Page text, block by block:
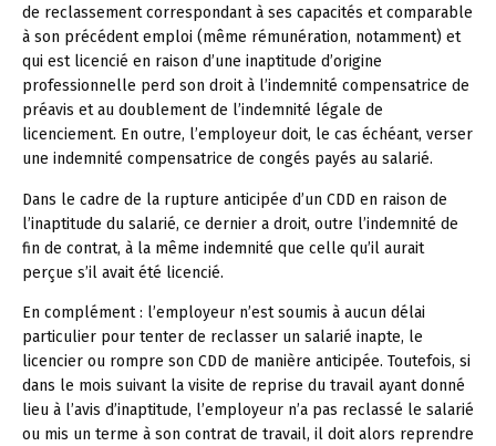
de reclassement correspondant à ses capacités et comparable
à son précédent emploi (même rémunération, notamment) et
qui est licencié en raison d’une inaptitude d’origine
professionnelle perd son droit à l’indemnité compensatrice de
préavis et au doublement de l’indemnité légale de
licenciement. En outre, l’employeur doit, le cas échéant, verser
une indemnité compensatrice de congés payés au salarié.
Dans le cadre de la rupture anticipée d’un CDD en raison de
l’inaptitude du salarié, ce dernier a droit, outre l’indemnité de
fin de contrat, à la même indemnité que celle qu’il aurait
perçue s’il avait été licencié.
En complément : l’employeur n’est soumis à aucun délai
particulier pour tenter de reclasser un salarié inapte, le
licencier ou rompre son CDD de manière anticipée. Toutefois, si
dans le mois suivant la visite de reprise du travail ayant donné
lieu à l’avis d’inaptitude, l’employeur n’a pas reclassé le salarié
ou mis un terme à son contrat de travail, il doit alors reprendre